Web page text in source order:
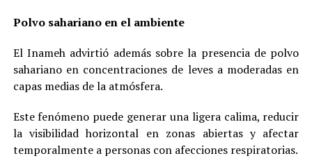
Polvo sahariano en el ambiente
El Inameh advirtió además sobre la presencia de polvo
sahariano en concentraciones de leves a moderadas en
capas medias de la atmósfera.
Este fenómeno puede generar una ligera calima, reducir
la visibilidad horizontal en zonas abiertas y afectar
temporalmente a personas con afecciones respiratorias.